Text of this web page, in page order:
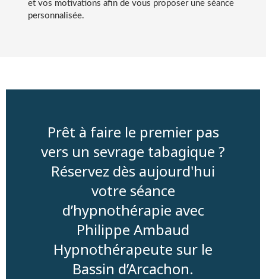
et vos motivations afin de vous proposer une séance
personnalisée.
Prêt à faire le premier pas
vers un sevrage tabagique ?
Réservez dès aujourd'hui
votre séance
d’hypnothérapie avec
Philippe Ambaud
Hypnothérapeute sur le
Bassin d’Arcachon.